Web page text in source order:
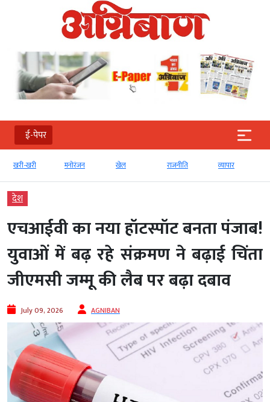
ई-पेपर
खरी-खरी मनोरंजन खेल राजनीति व्‍यापार
देश
एचआईवी का नया हॉटस्पॉट बनता पंजाब!
युवाओं में बढ़ रहे संक्रमण ने बढ़ाई चिंता
जीएमसी जम्मू की लैब पर बढ़ा दबाव
July 09, 2026 AGNIBAN